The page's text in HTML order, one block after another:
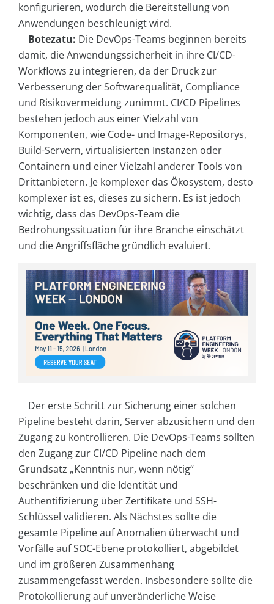
konfigurieren, wodurch die Bereitstellung von
Anwendungen beschleunigt wird.
Botezatu: Die DevOps-Teams beginnen bereits
damit, die Anwendungssicherheit in ihre CI/CD-
Workflows zu integrieren, da der Druck zur
Verbesserung der Softwarequalität, Compliance
und Risikovermeidung zunimmt. CI/CD Pipelines
bestehen jedoch aus einer Vielzahl von
Komponenten, wie Code- und Image-Repositorys,
Build-Servern, virtualisierten Instanzen oder
Containern und einer Vielzahl anderer Tools von
Drittanbietern. Je komplexer das Ökosystem, desto
komplexer ist es, dieses zu sichern. Es ist jedoch
wichtig, dass das DevOps-Team die
Bedrohungssituation für ihre Branche einschätzt
und die Angriffsfläche gründlich evaluiert.
Der erste Schritt zur Sicherung einer solchen
Pipeline besteht darin, Server abzusichern und den
Zugang zu kontrollieren. Die DevOps-Teams sollten
den Zugang zur CI/CD Pipeline nach dem
Grundsatz „Kenntnis nur, wenn nötig“
beschränken und die Identität und
Authentifizierung über Zertifikate und SSH-
Schlüssel validieren. Als Nächstes sollte die
gesamte Pipeline auf Anomalien überwacht und
Vorfälle auf SOC-Ebene protokolliert, abgebildet
und im größeren Zusammenhang
zusammengefasst werden. Insbesondere sollte die
Protokollierung auf unveränderliche Weise